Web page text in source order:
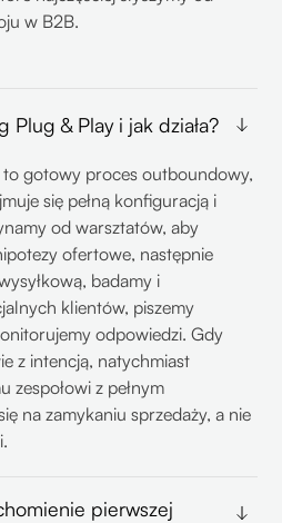
w B2B.
Plug & Play i jak działa?
gotowy proces outboundowy,
się pełną konfiguracją i
od warsztatów, aby
ofertowe, następnie
badamy i
klientów, piszemy
odpowiedzi. Gdy
z intencją, natychmiast
zespołowi z pełnym
na zamykaniu sprzedaży, a nie
pierwszej